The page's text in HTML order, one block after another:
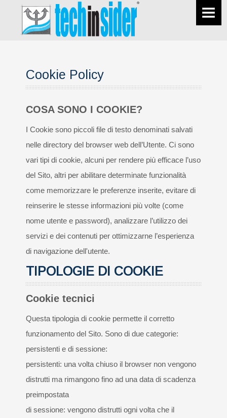
HOME
Rings rolling mills
Manipulators
Renewed plants
Equipment maintenance and spare parts
PARTNERS
GALLERY
CONTACTS
Cookie Policy
COSA SONO I COOKIE?
I Cookie sono piccoli file di testo denominati salvati
nelle directory del browser web dell’Utente. Ci sono
vari tipi di cookie, alcuni per rendere più efficace l’uso
del Sito, altri per abilitare determinate funzionalità
come memorizzare le preferenze inserite, evitare di
reinserire le stesse informazioni più volte (come
nome utente e password), analizzare l’utilizzo dei
servizi e dei contenuti per ottimizzarne l’esperienza
di navigazione dell'utente.
TIPOLOGIE DI COOKIE
Cookie tecnici
Questa tipologia di cookie permette il corretto
funzionamento del Sito. Sono di due categorie:
persistenti e di sessione:
persistenti: una volta chiuso il browser non vengono
distrutti ma rimangono fino ad una data di scadenza
preimpostata
di sessione: vengono distrutti ogni volta che il